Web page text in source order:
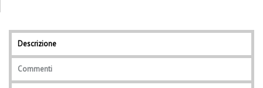
Descrizione
Commenti